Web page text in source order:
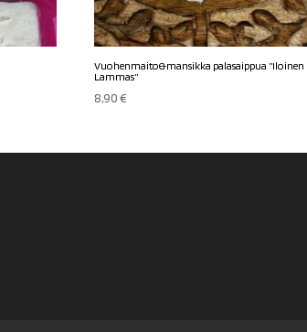
Vuohenmaito&mansikka palasaippua ”Iloinen
Lammas”
8,90€